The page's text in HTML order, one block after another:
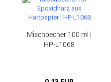
Mischbecher 100 ml |
HP-L1068